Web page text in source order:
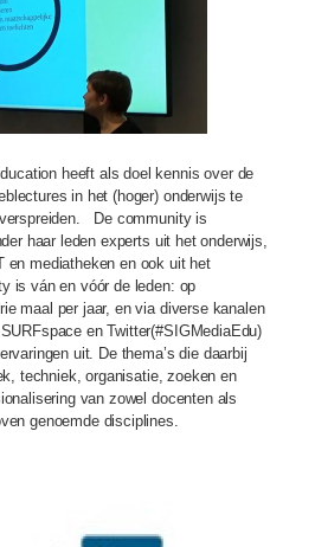
heeft als doel kennis over de
in het (hoger) onderwijs te
De community is
haar leden experts uit het onderwijs,
en mediatheken en ook uit het
is ván en vóór de leden: op
maal per jaar, en via diverse kanalen
en Twitter(#SIGMediaEdu)
uit. De thema’s die daarbij
techniek, organisatie, zoeken en
van zowel docenten als
genoemde disciplines.